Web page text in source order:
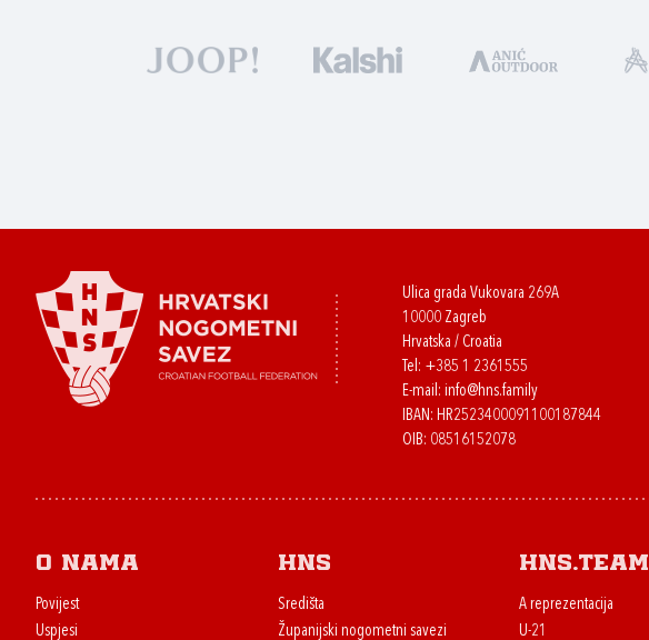
Ulica grada Vukovara 269A
10000 Zagreb
Hrvatska / Croatia
Tel: +385 1 2361555
E-mail: info@hns.family
IBAN: HR2523400091100187844
OIB: 08516152078
O nama
Povijest
Uspjesi
HNS
Središta
Županijski nogometni savezi
HNS.team
A reprezentacija
U-21